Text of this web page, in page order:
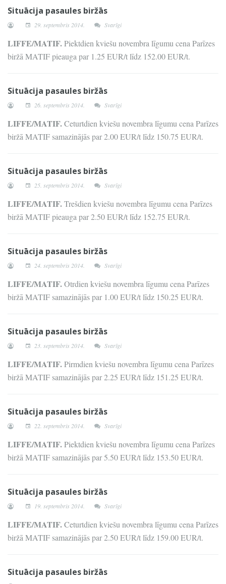
Situācija pasaules biržās
29. septembris 2014. Svarīgi
LIFFE/MATIF.Piektdien kviešu novembra līgumu cena Parīzes
biržā MATIF pieauga par 1.25 EUR/t līdz 152.00 EUR/t.
Situācija pasaules biržās
26. septembris 2014. Svarīgi
LIFFE/MATIF.Ceturtdien kviešu novembra līgumu cena Parīzes
biržā MATIF samazinājās par 2.00 EUR/t līdz 150.75 EUR/t.
Situācija pasaules biržās
25. septembris 2014. Svarīgi
LIFFE/MATIF.Trešdien kviešu novembra līgumu cena Parīzes
biržā MATIF pieauga par 2.50 EUR/t līdz 152.75 EUR/t.
Situācija pasaules biržās
24. septembris 2014. Svarīgi
LIFFE/MATIF.Otrdien kviešu novembra līgumu cena Parīzes
biržā MATIF samazinājās par 1.00 EUR/t līdz 150.25 EUR/t.
Situācija pasaules biržās
23. septembris 2014. Svarīgi
LIFFE/MATIF.Pirmdien kviešu novembra līgumu cena Parīzes
biržā MATIF samazinājās par 2.25 EUR/t līdz 151.25 EUR/t.
Situācija pasaules biržās
22. septembris 2014. Svarīgi
LIFFE/MATIF.Piektdien kviešu novembra līgumu cena Parīzes
biržā MATIF samazinājās par 5.50 EUR/t līdz 153.50 EUR/t.
Situācija pasaules biržās
19. septembris 2014. Svarīgi
LIFFE/MATIF.Ceturtdien kviešu novembra līgumu cena Parīzes
biržā MATIF samazinājās par 2.50 EUR/t līdz 159.00 EUR/t.
Situācija pasaules biržās